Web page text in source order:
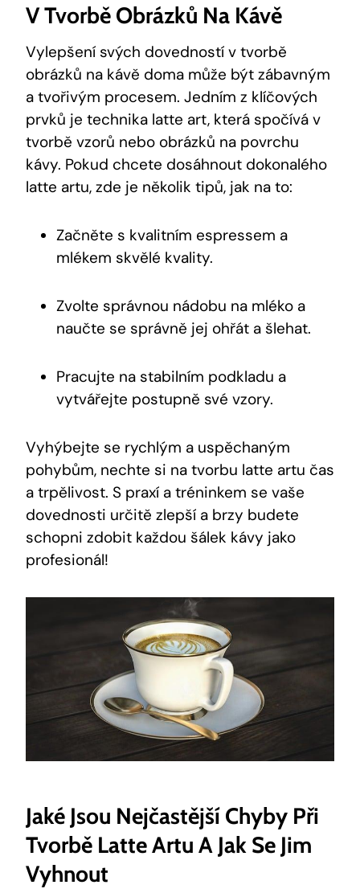
V Tvorbě Obrázků Na Kávě
Vylepšení svých dovedností v tvorbě
obrázků na kávě doma může být zábavným
a tvořivým procesem. Jedním z klíčových
prvků je technika latte art, která spočívá v
tvorbě vzorů nebo obrázků na povrchu
kávy. Pokud chcete dosáhnout dokonalého
latte artu, zde je několik tipů, jak na to:
Začněte s kvalitním espressem a
mlékem skvělé kvality.
Zvolte správnou nádobu na mléko a
naučte se správně jej ohřát a šlehat.
Pracujte na stabilním podkladu a
vytvářejte postupně své vzory.
Vyhýbejte se rychlým a uspěchaným
pohybům, nechte si na tvorbu latte artu čas
a trpělivost. S praxí a tréninkem se vaše
dovednosti určitě zlepší a brzy budete
schopni zdobit každou šálek kávy jako
profesionál!
Jaké Jsou Nejčastější Chyby Při
Tvorbě Latte Artu A Jak Se Jim
Vyhnout